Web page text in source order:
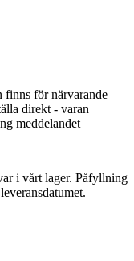
finns för närvarande
direkt - varan
meddelandet
i vårt lager. Påfyllning